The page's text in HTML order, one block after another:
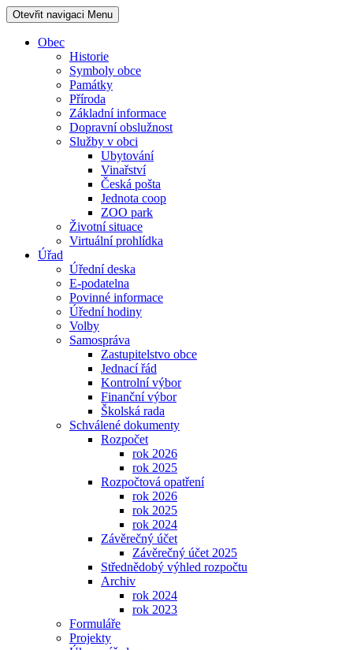
Otevřit navigaci Menu
Obec
Historie
Symboly obce
Památky
Příroda
Základní informace
Dopravní obslužnost
Služby v obci
Ubytování
Vinařství
Česká pošta
Jednota coop
ZOO park
Životní situace
Virtuální prohlídka
Úřad
Úřední deska
E-podatelna
Povinné informace
Úřední hodiny
Volby
Samospráva
Zastupitelstvo obce
Jednací řád
Kontrolní výbor
Finanční výbor
Školská rada
Schválené dokumenty
Rozpočet
rok 2026
rok 2025
Rozpočtová opatření
rok 2026
rok 2025
rok 2024
Závěrečný účet
Závěrečný účet 2025
Střednědobý výhled rozpočtu
Archiv
rok 2024
rok 2023
Formuláře
Projekty